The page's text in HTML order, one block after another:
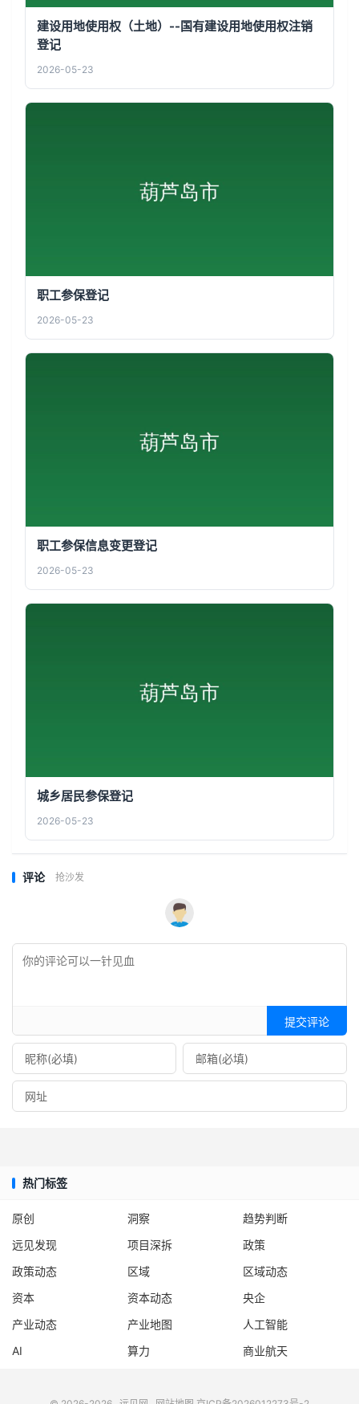
建设用地使用权（土地）--国有建设用地使用权注销
登记
2026-05-23
职工参保登记
2026-05-23
职工参保信息变更登记
2026-05-23
城乡居民参保登记
2026-05-23
评论 抢沙发
提交评论
热门标签
原创 洞察
趋势判断
远见发现
项目深拆
政策
政策动态
区域
区域动态
资本
资本动态
央企
产业动态
产业地图
人工智能
AI
算力 商业航天